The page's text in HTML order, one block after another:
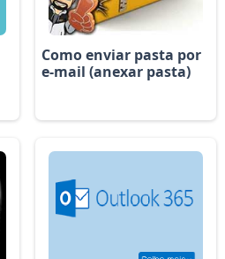
Como enviar pasta por
e-mail (anexar pasta)